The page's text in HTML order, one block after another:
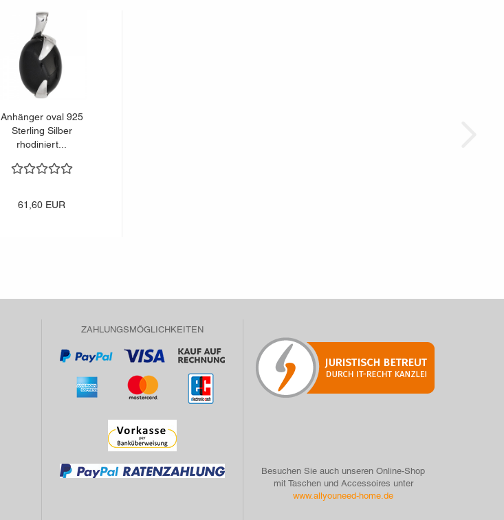
Anhänger oval 925
Sterling Silber
rhodiniert...
61,60 EUR
ZAHLUNGSMÖGLICHKEITEN
Besuchen Sie auch unseren Online-Shop
mit Taschen und Accessoires unter
www.allyouneed-home.de